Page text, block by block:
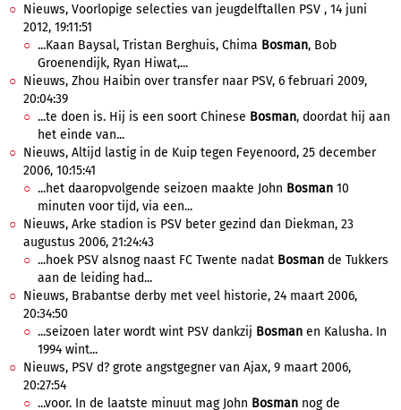
Nieuws, Voorlopige selecties van jeugdelftallen PSV , 14 juni
2012, 19:11:51
...Kaan Baysal, Tristan Berghuis, Chima Bosman, Bob
Groenendijk, Ryan Hiwat,...
Nieuws, Zhou Haibin over transfer naar PSV, 6 februari 2009,
20:04:39
...te doen is. Hij is een soort Chinese Bosman, doordat hij aan
het einde van...
Nieuws, Altijd lastig in de Kuip tegen Feyenoord, 25 december
2006, 10:15:41
...het daaropvolgende seizoen maakte John Bosman 10
minuten voor tijd, via een...
Nieuws, Arke stadion is PSV beter gezind dan Diekman, 23
augustus 2006, 21:24:43
...hoek PSV alsnog naast FC Twente nadat Bosman de Tukkers
aan de leiding had...
Nieuws, Brabantse derby met veel historie, 24 maart 2006,
20:34:50
...seizoen later wordt wint PSV dankzij Bosman en Kalusha. In
1994 wint...
Nieuws, PSV d? grote angstgegner van Ajax, 9 maart 2006,
20:27:54
...voor. In de laatste minuut mag John Bosman nog de